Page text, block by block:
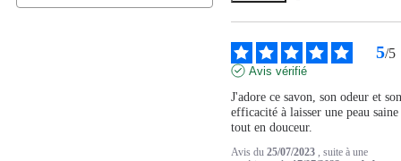
5/5
Avis vérifié
J'adore ce savon, son odeur et son
efficacité à laisser une peau saine
tout en douceur.
Avis du 25/07/2023 , suite à une